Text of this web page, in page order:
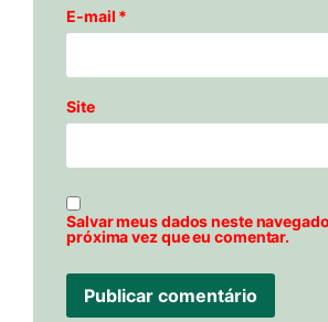
E-mail *
Site
Salvar meus dados neste
próxima vez que eu comentar.